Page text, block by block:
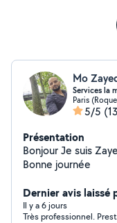
Mo
Services la
Paris
5/5
Présentation
Bonjour Je suis Zayed À votre service à tout
Bonne journée
Dernier avis laissé
Il y a 6 jours
Très professionnel.